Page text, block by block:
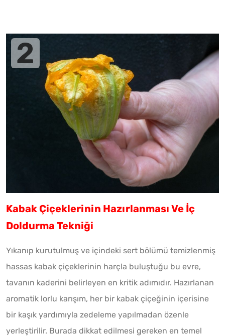
Kabak Çiçeklerinin Hazırlanması Ve İç
Doldurma Tekniği
Yıkanıp kurutulmuş ve içindeki sert bölümü temizlenmiş
hassas kabak çiçeklerinin harçla buluştuğu bu evre,
tavanın kaderini belirleyen en kritik adımıdır. Hazırlanan
aromatik lorlu karışım, her bir kabak çiçeğinin içerisine
bir kaşık yardımıyla zedeleme yapılmadan özenle
yerleştirilir. Burada dikkat edilmesi gereken en temel